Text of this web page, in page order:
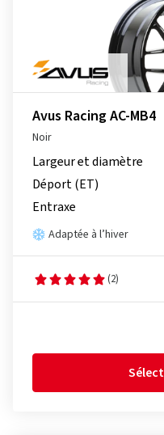
Avus Racing AC-MB4
Noir
Largeur et diamètre
Déport (ET)
Entraxe
Adaptée à l’hiver
(2)